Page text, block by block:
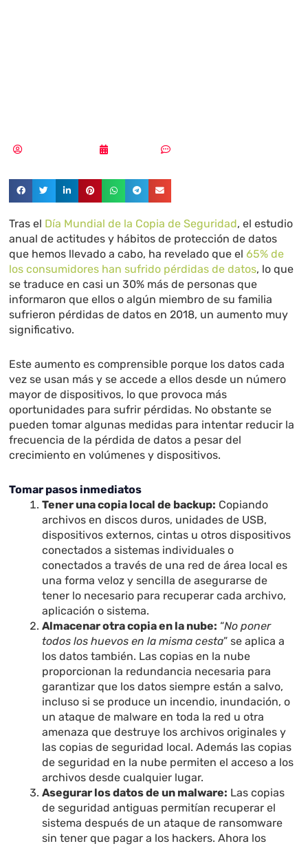
Tras el Día Mundial de la Copia de Seguridad, el estudio
anual de actitudes y hábitos de protección de datos
que hemos llevado a cabo, ha revelado que el65% de
los consumidores han sufrido pérdidas de datos, lo que
se traduce en casi un 30% más de personas que
informaron que ellos o algún miembro de su familia
sufrieron pérdidas de datos en 2018, un aumento muy
significativo.
Este aumento es comprensible porque los datos cada
vez se usan más y se accede a ellos desde un número
mayor de dispositivos, lo que provoca más
oportunidades para sufrir pérdidas. No obstante se
pueden tomar algunas medidas para intentar reducir la
frecuencia de la pérdida de datos a pesar del
crecimiento en volúmenes y dispositivos.
Tomar pasos inmediatos
Tener una copia local de backup: Copiando
archivos en discos duros, unidades de USB,
dispositivos externos, cintas u otros dispositivos
conectados a sistemas individuales o
conectados a través de una red de área local es
una forma veloz y sencilla de asegurarse de
tener lo necesario para recuperar cada archivo,
aplicación o sistema.
Almacenar otra copia en la nube: “No poner
todos los huevos en la misma cesta” se aplica a
los datos también. Las copias en la nube
proporcionan la redundancia necesaria para
garantizar que los datos siempre están a salvo,
incluso si se produce un incendio, inundación, o
un ataque de malware en toda la red u otra
amenaza que destruye los archivos originales y
las copias de seguridad local. Además las copias
de seguridad en la nube permiten el acceso a los
archivos desde cualquier lugar.
Asegurar los datos de un malware: Las copias
de seguridad antiguas permitían recuperar el
sistema después de un ataque de ransomware
sin tener que pagar a los hackers. Ahora los